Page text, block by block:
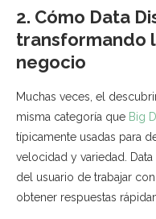
2. Cómo Data
transformando
negocio
Muchas veces, el
misma categoría que Big
típicamente usadas para
velocidad y variedad.
del usuario de trabajar
obtener respuestas